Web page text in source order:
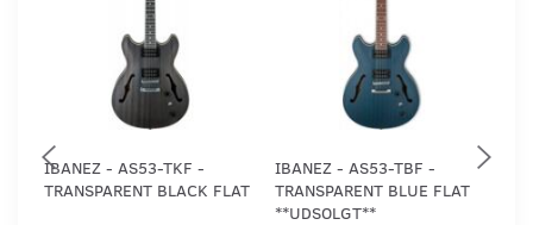
IBANEZ - AS53-TKF -
TRANSPARENT BLACK FLAT
IBANEZ - AS53-TBF -
TRANSPARENT BLUE FLAT
**UDSOLGT**